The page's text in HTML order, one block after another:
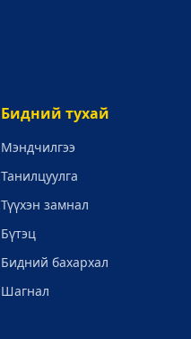
Бидний тухай
Мэндчилгээ
Танилцуулга
Түүхэн замнал
Бүтэц
Бидний бахархал
Шагнал